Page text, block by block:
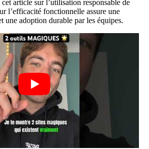
cet article sur l’utilisation responsable de
l’efficacité fonctionnelle assure une
une adoption durable par les équipes.